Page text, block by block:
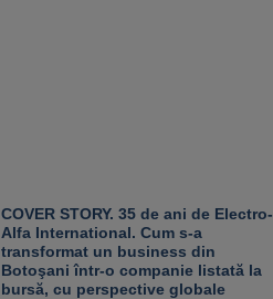
COVER STORY. 35 de ani de Electro-
Alfa International. Cum s-a
transformat un business din
Botoşani într-o companie listată la
bursă, cu perspective globale